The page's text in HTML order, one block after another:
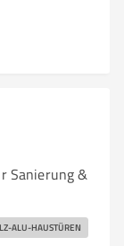
Sanierung &
ALU-HAUSTÜREN